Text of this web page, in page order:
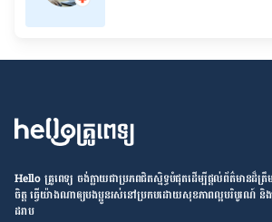
Hello គ្រូពេទ្យ ​ចង់​ក្លាយ​ជា​ប្រភព​ជិតស្និទ្ធបំផុតដើម្បី​ផ្ដល់​ព័ត៌មាន​ដ៏​ត្រឹ
ចិត្ត ធ្វើ​យ៉ាង​ណា​ឲ្យ​បងប្អូន​រស់នៅ​ប្រកប​ដោយ​សុខភាព​ល្អ​បរិបូរ
ដរាប